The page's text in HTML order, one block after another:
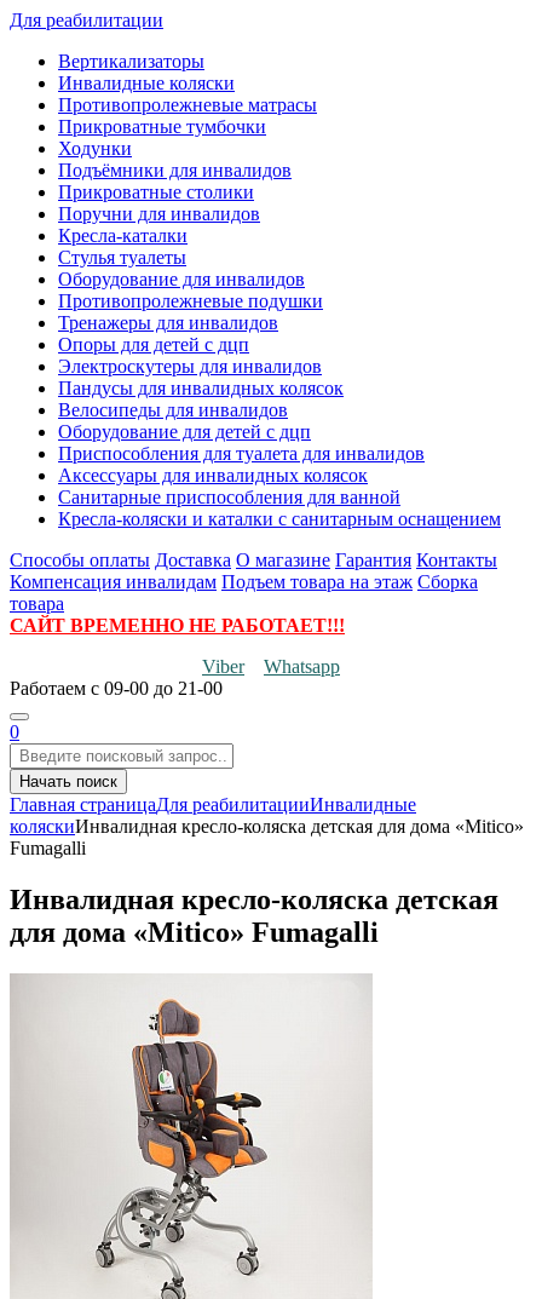
Для реабилитации
Вертикализаторы
Инвалидные коляски
Противопролежневые матрасы
Прикроватные тумбочки
Ходунки
Подъёмники для инвалидов
Прикроватные столики
Поручни для инвалидов
Кресла-каталки
Стулья туалеты
Оборудование для инвалидов
Противопролежневые подушки
Тренажеры для инвалидов
Опоры для детей с дцп
Электроскутеры для инвалидов
Пандусы для инвалидных колясок
Велосипеды для инвалидов
Оборудование для детей с дцп
Приспособления для туалета для инвалидов
Аксессуары для инвалидных колясок
Санитарные приспособления для ванной
Кресла-коляски и каталки с санитарным оснащением
Способы оплаты Доставка О магазине Гарантия Контакты
Компенсация инвалидам Подъем товара на этаж Сборка
товара
САЙТ ВРЕМЕННО НЕ РАБОТАЕТ!!!
Viber
Whatsapp
Работаем с 09-00 до 21-00
0
Начать поиск
Главная страницаДля реабилитацииИнвалидные
коляскиИнвалидная кресло-коляска детская для дома «Mitico»
Fumagalli
Инвалидная кресло-коляска детская
для дома «Mitico» Fumagalli